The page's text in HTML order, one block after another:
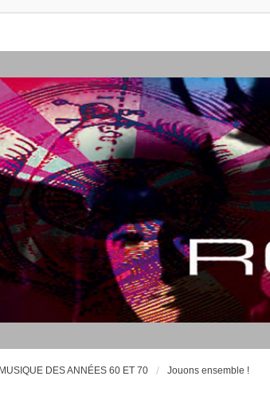
DES ANNÉES 60 ET 70 Jouons ensemble !